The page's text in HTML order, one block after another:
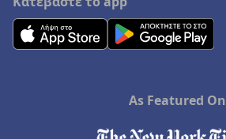
As Featured On